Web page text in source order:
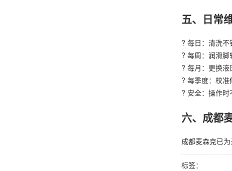
五、日常
? 每日：清洗不
? 每周：润滑脚
? 每月：更换液
? 每季度：校准
? 安全：操作时
六、成都
成都麦森克已
标签：